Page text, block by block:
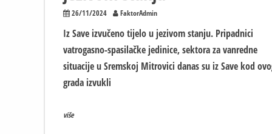
26/11/2024 FaktorAdmin
Iz Save izvučeno tijelo u jezivom stanju. Pripadnici
vatrogasno-spasilačke jedinice, sektora za vanredne
situacije u Sremskoj Mitrovici danas su iz Save kod
grada izvukli
više